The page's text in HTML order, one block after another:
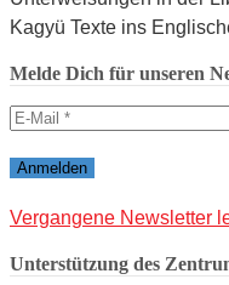
Kagyü Texte ins
Melde Dich für unseren
Vergangene Newsletter
Unterstützung des